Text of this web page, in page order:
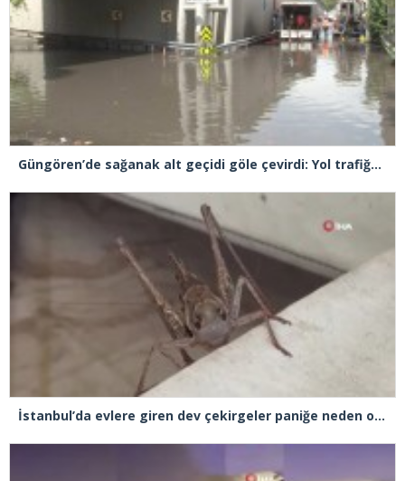
Güngören’de sağanak alt geçidi göle çevirdi: Yol trafiğe kapatıldı
İstanbul’da evlere giren dev çekirgeler paniğe neden oldu